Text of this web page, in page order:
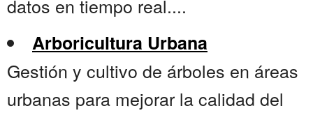
datos en tiempo real....
Arboricultura Urbana
Gestión y cultivo de árboles en áreas
urbanas para mejorar la calidad del